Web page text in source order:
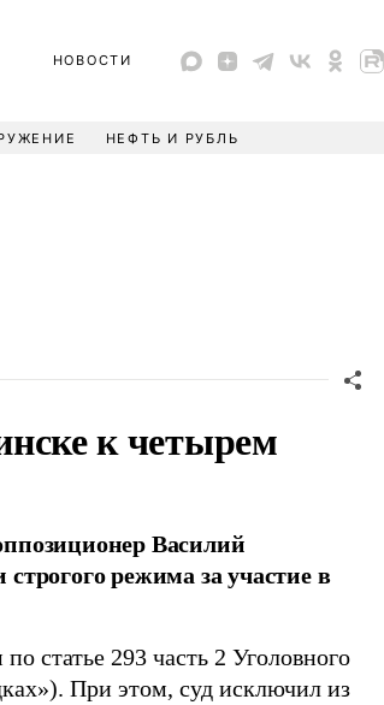
НОВОСТИ
НЕФТЬ И РУБЛЬ
к четырем
Василий
режима за участие в
статье 293 часть 2 Уголовного
При этом, суд исключил из